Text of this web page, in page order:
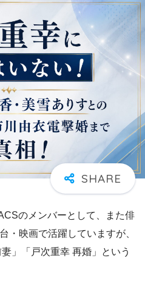
のメンバーとして、また俳
・映画で活躍していますが、
」「戸次重幸 再婚」という